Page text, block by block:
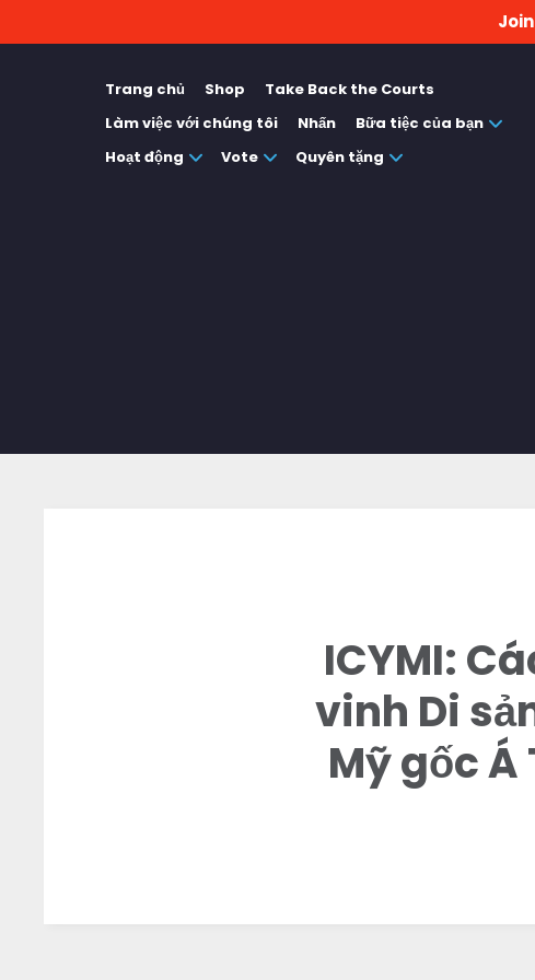
Trang chủ Shop
Take Back the Courts
Làm việc với chúng tôi
Nhấn
Bữa tiệc của bạn
Hoạt động
Vote Quyên tặng
ICYMI:
vinh Di
Mỹ gốc